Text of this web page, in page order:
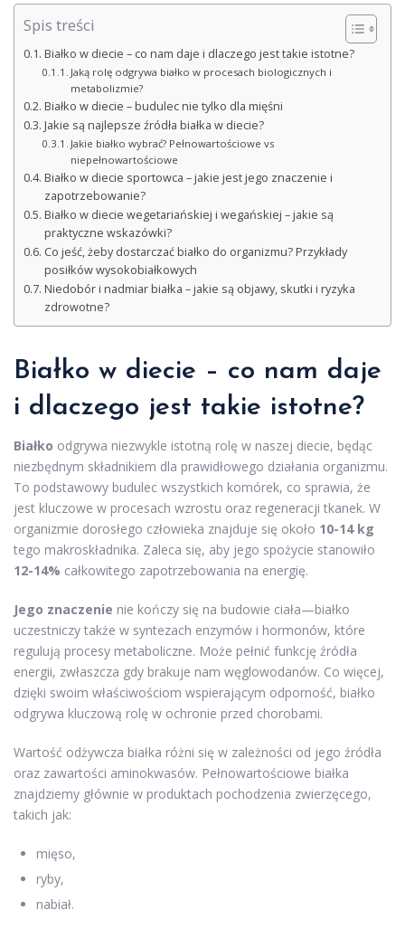
Spis treści
Białko w diecie – co nam daje i dlaczego jest takie istotne?
Jaką rolę odgrywa białko w procesach biologicznych i
metabolizmie?
Białko w diecie – budulec nie tylko dla mięśni
Jakie są najlepsze źródła białka w diecie?
Jakie białko wybrać? Pełnowartościowe vs
niepełnowartościowe
Białko w diecie sportowca – jakie jest jego znaczenie i
zapotrzebowanie?
Białko w diecie wegetariańskiej i wegańskiej – jakie są
praktyczne wskazówki?
Co jeść, żeby dostarczać białko do organizmu? Przykłady
posiłków wysokobiałkowych
Niedobór i nadmiar białka – jakie są objawy, skutki i ryzyka
zdrowotne?
Białko w diecie – co nam daje
i dlaczego jest takie istotne?
Białko odgrywa niezwykle istotną rolę w naszej diecie, będąc
niezbędnym składnikiem dla prawidłowego działania organizmu.
To podstawowy budulec wszystkich komórek, co sprawia, że
jest kluczowe w procesach wzrostu oraz regeneracji tkanek. W
organizmie dorosłego człowieka znajduje się około 10-14 kg
tego makroskładnika. Zaleca się, aby jego spożycie stanowiło
12-14% całkowitego zapotrzebowania na energię.
Jego znaczenie nie kończy się na budowie ciała—białko
uczestniczy także w syntezach enzymów i hormonów, które
regulują procesy metaboliczne. Może pełnić funkcję źródła
energii, zwłaszcza gdy brakuje nam węglowodanów. Co więcej,
dzięki swoim właściwościom wspierającym odporność, białko
odgrywa kluczową rolę w ochronie przed chorobami.
Wartość odżywcza białka różni się w zależności od jego źródła
oraz zawartości aminokwasów. Pełnowartościowe białka
znajdziemy głównie w produktach pochodzenia zwierzęcego,
takich jak:
mięso,
ryby,
nabiał.